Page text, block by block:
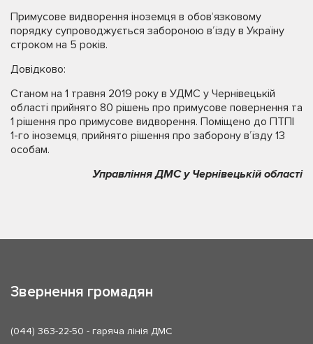
Примусове видворення іноземця в обов’язковому
порядку супроводжується забороною в’їзду в Україну
строком на 5 років.
Довідково:
Станом на 1 травня 2019 року в УДМС у Чернівецькій
області прийнято 80 рішень про примусове повернення та
1 рішення про примусове видворення. Поміщено до ПТПІ
1-го іноземця, прийнято рішення про заборону в’їзду 13
особам.
Управління ДМС у Чернівецькій області
Звернення громадян
(044) 363-22-50 - гаряча лінія ДМС